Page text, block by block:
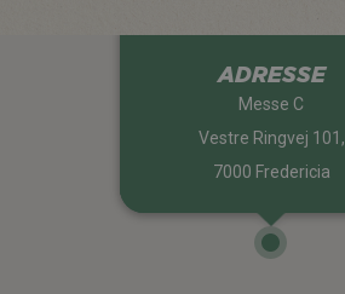
ADRESSE
Messe C
Vestre Ringvej 101,
7000 Fredericia